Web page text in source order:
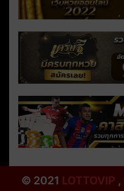
© 2021 LOTTOVIP ,